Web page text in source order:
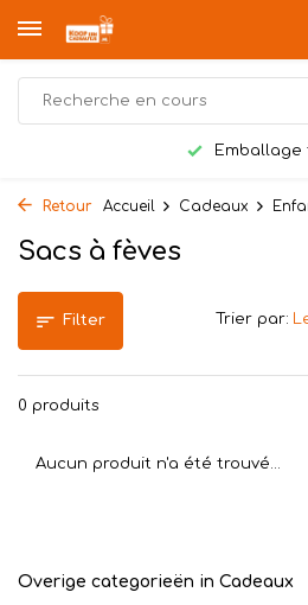
Emballage
Retour Accueil Cadeaux
Sacs à fèves
Filter
0 produits
Trier par:
Aucun produit n'a été trouvé...
Overige categorieën in Cadeaux